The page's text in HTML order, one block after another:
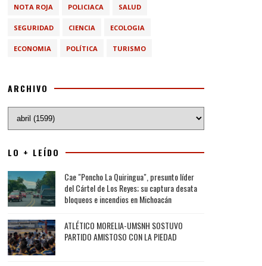
NOTA ROJA POLICIACA SALUD
SEGURIDAD CIENCIA ECOLOGIA
ECONOMIA POLÍTICA TURISMO
ARCHIVO
LO + LEÍDO
Cae "Poncho La Quiringua", presunto líder
del Cártel de Los Reyes; su captura desata
bloqueos e incendios en Michoacán
ATLÉTICO MORELIA-UMSNH SOSTUVO
PARTIDO AMISTOSO CON LA PIEDAD